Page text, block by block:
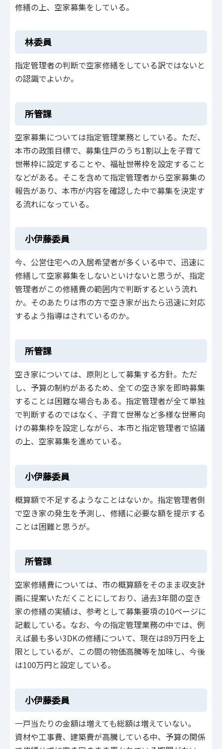
修繕の上、空家募集をしている。
林委員
指定管理者の判断で空家修繕をしている訳ではないと
の認識でよいか。
所管課
空家募集については指定管理業務としている。ただ、
本市の政策目標で、募集住戸のうち1割以上を子育て
世帯枠に設定することや、福祉世帯枠を設定すること
などがある。そこを含めて指定管理者から空家募集の
報告があり、本市が内容を確認した中で募集を決定す
る流れになっている。
小伊藤委員
今、公営住宅への入居希望者が多くいる中で、迅速に
修繕して空家募集をしないといけないと思うが、指定
管理者がこの修繕費の範囲内で判断するという流れ
か。そのあたりは市の方で空き家が出たら迅速に対応
するよう指導はされているのか。
所管課
空き家については、原則として募集する方針。ただ
し、予算の制約があるため、全ての空き家を即時募集
することは困難な場合もある。指定管理者が全て単独
で判断するのではなく、子育て世帯など多様な世帯向
けの募集枠を設定しながら、本市と指定管理者で協議
の上、空家募集を進めている。
小伊藤委員
概算額で不足するようなことはないか。指定管理者側
で空き家の発生を予測し、修繕に必要な額を提示する
ことは困難と思うが。
所管課
空家修繕費については、市の概算額をそのまま収支計
画に提案いただくことにしており、過去3年間の空き
家の修繕の実績は、参考として募集要項の10ページに
記載している。なお、今の指定管理業務の中では、例
えば最も多い3DKの修繕について、現在は89万円を上
限としているが、この間の物価高騰等を加味し、今後
は100万円と設定している。
小伊藤委員
一戸当たりの金額は増えても総額は増えていない。
資材や工事費、建築費が高騰している中、予算の関係